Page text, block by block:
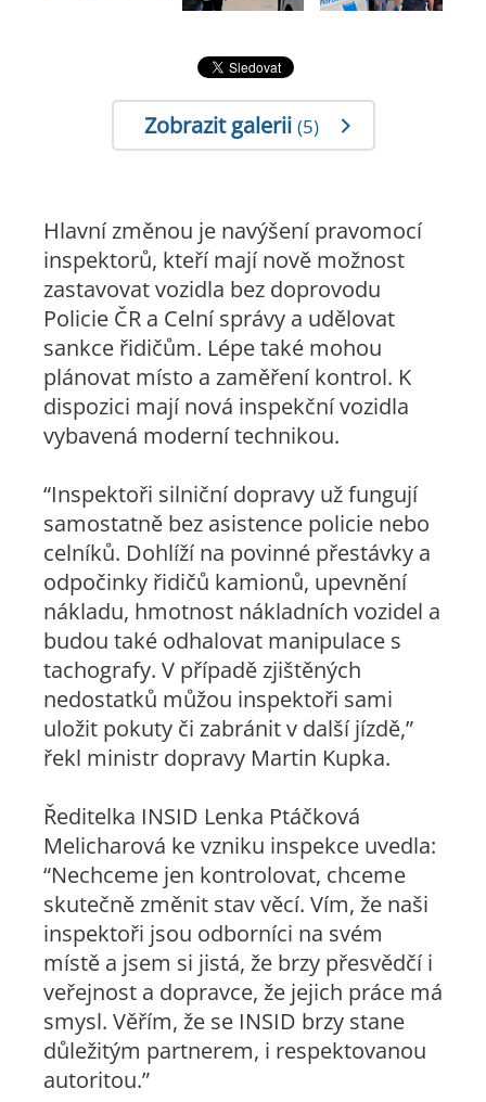
Zobrazit galerii (5)
Hlavní změnou je navýšení pravomocí
inspektorů, kteří mají nově možnost
zastavovat vozidla bez doprovodu
Policie ČR a Celní správy a udělovat
sankce řidičům. Lépe také mohou
plánovat místo a zaměření kontrol. K
dispozici mají nová inspekční vozidla
vybavená moderní technikou.
“Inspektoři silniční dopravy už fungují
samostatně bez asistence policie nebo
celníků. Dohlíží na povinné přestávky a
odpočinky řidičů kamionů, upevnění
nákladu, hmotnost nákladních vozidel a
budou také odhalovat manipulace s
tachografy. V případě zjištěných
nedostatků můžou inspektoři sami
uložit pokuty či zabránit v další jízdě,”
řekl ministr dopravy Martin Kupka.
Ředitelka INSID Lenka Ptáčková
Melicharová ke vzniku inspekce uvedla:
“Nechceme jen kontrolovat, chceme
skutečně změnit stav věcí. Vím, že naši
inspektoři jsou odborníci na svém
místě a jsem si jistá, že brzy přesvědčí i
veřejnost a dopravce, že jejich práce má
smysl. Věřím, že se INSID brzy stane
důležitým partnerem, i respektovanou
autoritou.”